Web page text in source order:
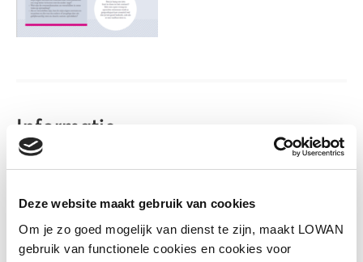
Deze website maakt gebruik van cookies
Om je zo goed mogelijk van dienst te zijn, maakt LOWAN
gebruik van functionele cookies en cookies voor
Informatie
Auteur(s): Pharos
Uitgever: Pharos
Jaar van uitgave: 2025